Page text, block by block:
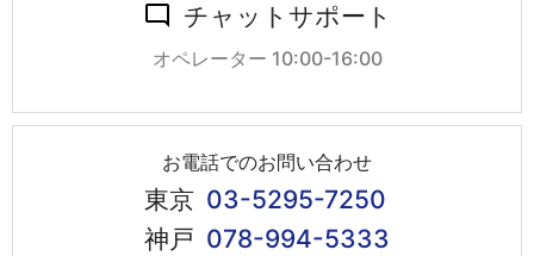
チャットサポート
オペレーター 10:00-16:00
お電話でのお問い合わせ
東京 03-5295-7250
神戸 078-994-5333